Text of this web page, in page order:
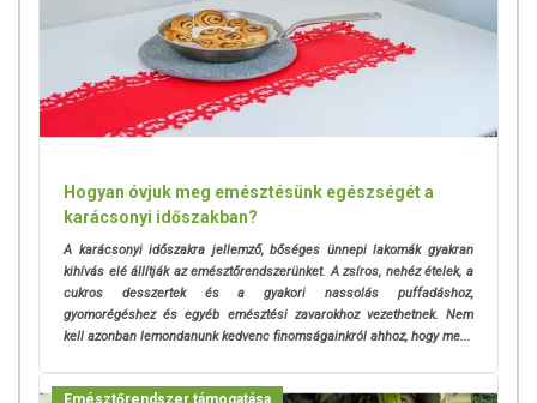
Hogyan óvjuk meg emésztésünk egészségét a
karácsonyi időszakban?
A karácsonyi időszakra jellemző, bőséges ünnepi lakomák gyakran
kihívás elé állítják az emésztőrendszerünket. A zsíros, nehéz ételek, a
cukros desszertek és a gyakori nassolás puffadáshoz,
gyomorégéshez és egyéb emésztési zavarokhoz vezethetnek. Nem
kell azonban lemondanunk kedvenc finomságainkról ahhoz, hogy me...
Emésztőrendszer támogatása